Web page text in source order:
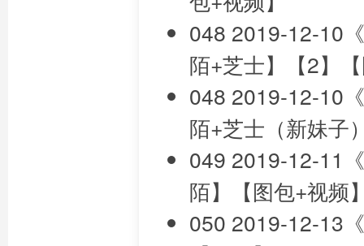
048 2019-12-10
陌+芝士】【2】
048 2019-12-10
陌+芝士（新妹子
049 2019-12-11
陌】【图包+视频
050 2019-12-13